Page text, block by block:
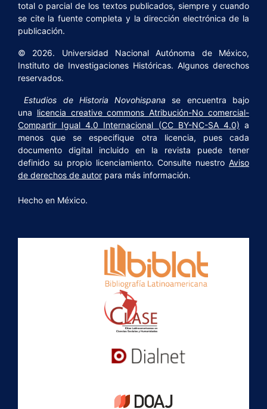
total o parcial de los textos publicados, siempre y cuando
se cite la fuente completa y la dirección electrónica de la
publicación.
© 2026. Universidad Nacional Autónoma de México,
Instituto de Investigaciones Históricas. Algunos derechos
reservados.
Estudios de Historia Novohispana se encuentra bajo
una licencia creative commons Atribución-No comercial-
Compartir Igual 4.0 Internacional (CC BY-NC-SA 4.0) a
menos que se especifique otra licencia, pues cada
documento digital incluido en la revista puede tener
definido su propio licenciamiento. Consulte nuestro Aviso
de derechos de autor para más información.
Hecho en México.